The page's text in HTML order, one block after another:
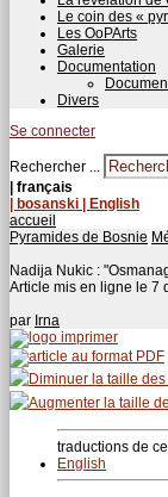
Le coin des «
Les OoPArts
Galerie
Documentation
Divers
Se connecter
Rechercher ...
| français
| bosanski | English
accueil
Pyramides de Bosnie
Nadija Nukic :
Article mis en ligne le 7
par Irna
traductions de
English